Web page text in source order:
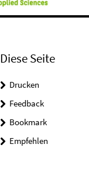
Diese Seite
Drucken
Feedback
Bookmark
Empfehlen